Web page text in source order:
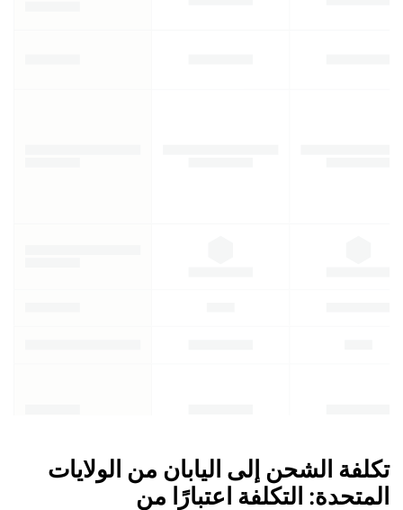
تكلفة الشحن إلى اليابان من الولايات
المتحدة: التكلفة اعتبارًا من